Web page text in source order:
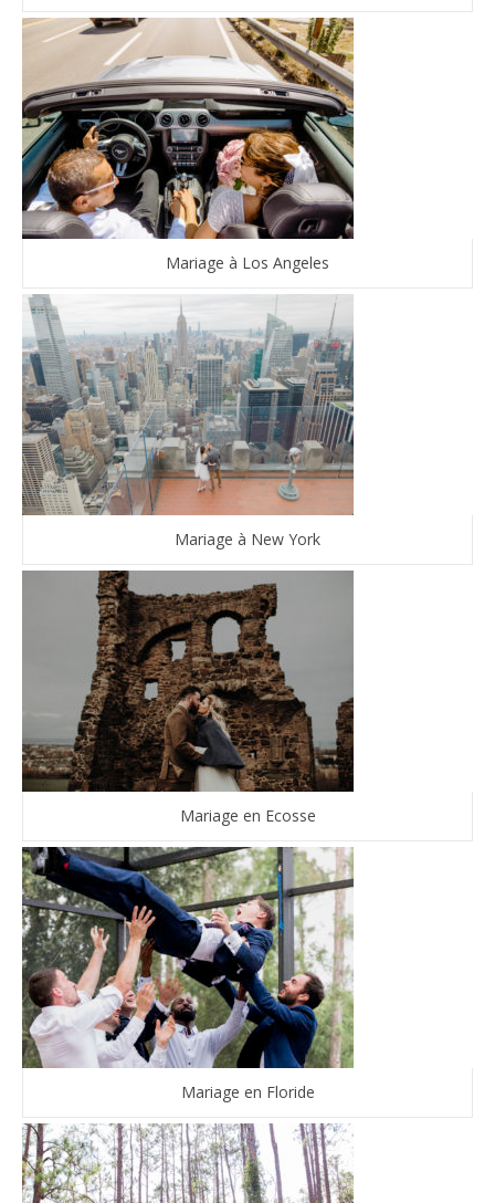
Mariage à Los Angeles
Mariage à New York
Mariage en Ecosse
Mariage en Floride